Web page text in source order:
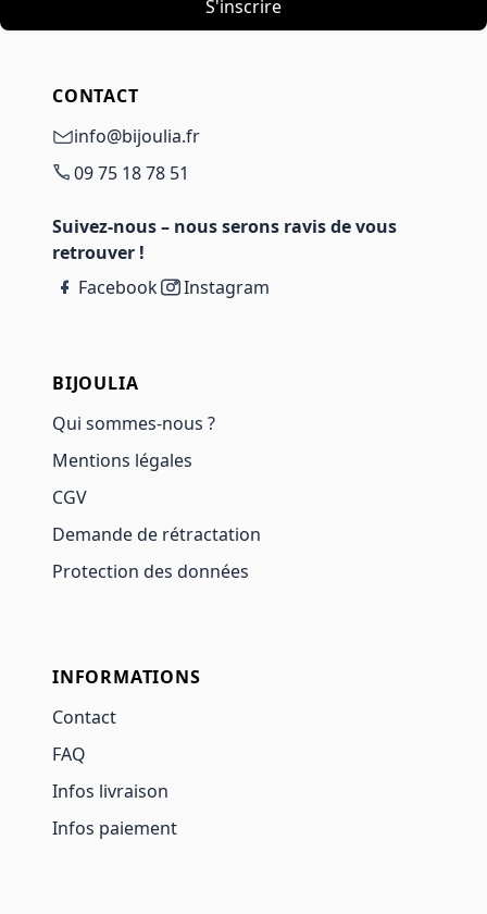
S'inscrire
CONTACT
info@bijoulia.fr
09 75 18 78 51
Suivez-nous – nous serons ravis de vous
retrouver !
Facebook
Instagram
BIJOULIA
Qui sommes-nous ?
Mentions légales
CGV
Demande de rétractation
Protection des données
INFORMATIONS
Contact
FAQ
Infos livraison
Infos paiement